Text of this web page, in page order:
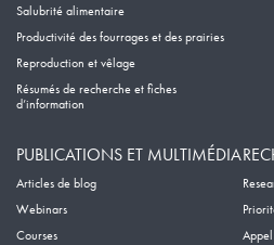
Salubrité alimentaire
Productivité des fourrages et des prairies
Reproduction et vêlage
Résumés de recherche et fiches
d’information
PUBLICATIONS ET MULTIMÉDIA
Articles de blog
Webinars
Courses